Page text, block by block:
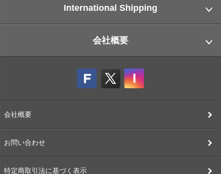
International Shipping
会社概要
会社概要
お問い合わせ
特定商取引法に基づく表示